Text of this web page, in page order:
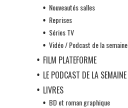
Nouveautés salles
Reprises
Séries TV
Vidéo / Podcast de la semaine
FILM PLATEFORME
LE PODCAST DE LA SEMAINE
LIVRES
BD et roman graphique